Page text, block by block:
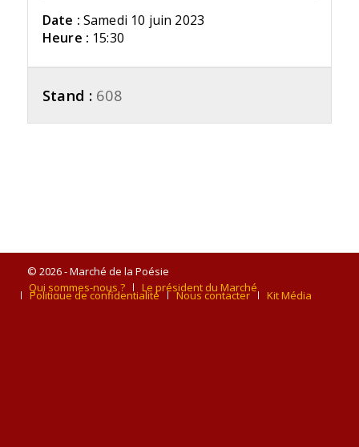
Date : Samedi 10 juin 2023
Heure : 15:30
Stand : 608
© 2026 - Marché de la Poésie
Qui sommes-nous ?
Le président du Marché
Politique de confidentialité Nous contacter Kit Média